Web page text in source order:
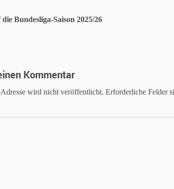
Bundesliga-Saison 2025/26
Kommentar
wird nicht veröffentlicht. Erforderliche Felder